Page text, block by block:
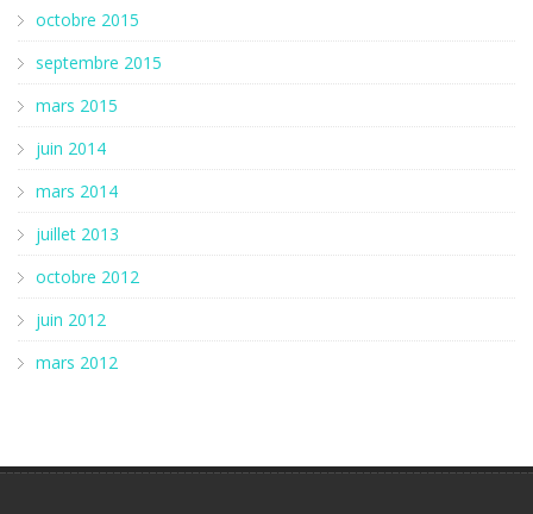
octobre 2015
septembre 2015
mars 2015
juin 2014
mars 2014
juillet 2013
octobre 2012
juin 2012
mars 2012